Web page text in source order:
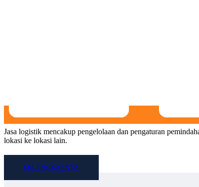
Jasa logistik mencakup pengelolaan dan pengaturan
lokasi ke lokasi lain.
SELENGKAPNYA